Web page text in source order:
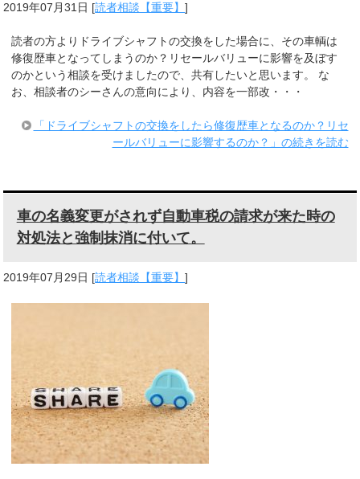
2019年07月31日 [読者相談【重要】]
読者の方よりドライブシャフトの交換をした場合に、その車輌は
修復歴車となってしまうのか？リセールバリューに影響を及ぼす
のかという相談を受けましたので、共有したいと思います。 な
お、相談者のシーさんの意向により、内容を一部改・・・
「ドライブシャフトの交換をしたら修復歴車となるのか？リセ
ールバリューに影響するのか？」の続きを読む
車の名義変更がされず自動車税の請求が来た時の
対処法と強制抹消に付いて。
2019年07月29日 [読者相談【重要】]